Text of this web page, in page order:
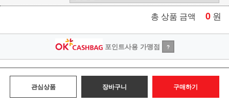
총 상품 금액 0 원
포인트사용 가맹점 ?
관심상품 장바구니 구매하기